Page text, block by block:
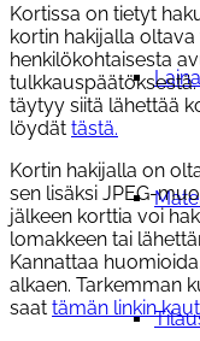
Kortissa on tietyt
kortin hakijalla
henkilökohtaisesta
täytyy siitä lähettää
löydät tästä.
Kortin hakijalla on
sen lisäksi JPEG-
jälkeen korttia voi
lomakkeen tai
Kannattaa
alkaen. Tarkemman
saat tämän linkin